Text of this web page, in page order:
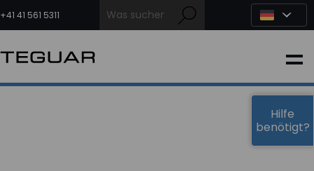
Inhalt
springen
+41 41 561 5311
INDUSTRIE
Hilfe
benötigt?